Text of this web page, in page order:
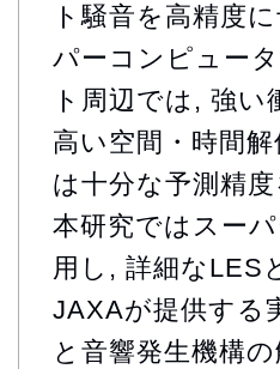
ト騒音を高精度
パーコンピュー
ト周辺では, 強
高い空間・時間
は十分な予測精
本研究ではスー
用し, 詳細なLES
JAXAが提供する
と音響発生機構